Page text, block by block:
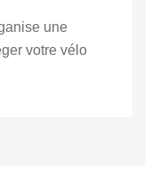
une
votre vélo